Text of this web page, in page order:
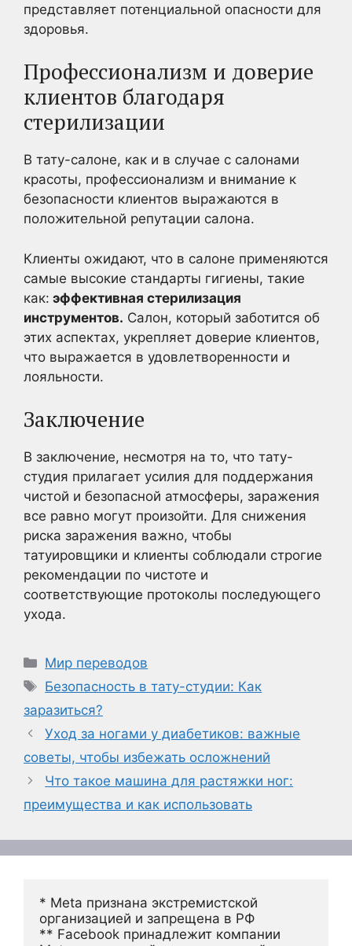
представляет потенциальной опасности для
здоровья.
Профессионализм и доверие
клиентов благодаря
стерилизации
В тату-салоне, как и в случае с салонами
красоты, профессионализм и внимание к
безопасности клиентов выражаются в
положительной репутации салона.
Клиенты ожидают, что в салоне применяются
самые высокие стандарты гигиены, такие
как: эффективная стерилизация
инструментов. Салон, который заботится об
этих аспектах, укрепляет доверие клиентов,
что выражается в удовлетворенности и
лояльности.
Заключение
В заключение, несмотря на то, что тату-
студия прилагает усилия для поддержания
чистой и безопасной атмосферы, заражения
все равно могут произойти. Для снижения
риска заражения важно, чтобы
татуировщики и клиенты соблюдали строгие
рекомендации по чистоте и
соответствующие протоколы последующего
ухода.
Рубрики
Мир переводов
Метки
Безопасность в тату-студии: Как
заразиться?
Уход за ногами у диабетиков: важные
советы, чтобы избежать осложнений
Что такое машина для растяжки ног:
преимущества и как использовать
* Meta признана экстремистской
организацией и запрещена в РФ
** Facebook принадлежит компании